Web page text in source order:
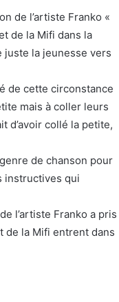
de l’artiste Franko «
de la Mifi dans la
juste la jeunesse vers
de cette circonstance
mais à coller leurs
d’avoir collé la petite,
de chanson pour
instructives qui
l’artiste Franko a pris
de la Mifi entrent dans